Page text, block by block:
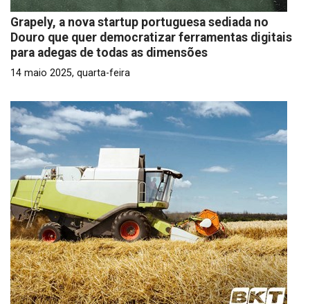
Grapely, a nova startup portuguesa sediada no
Douro que quer democratizar ferramentas digitais
para adegas de todas as dimensões
14 maio 2025, quarta-feira